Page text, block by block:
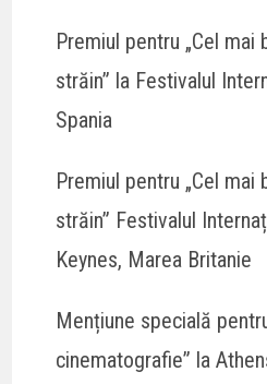
Premiul pentru „Cel mai
străin” la Festivalul
Spania
Premiul pentru „Cel mai
străin” Festivalul
Keynes, Marea Britanie
Mențiune specială
cinematografie” la